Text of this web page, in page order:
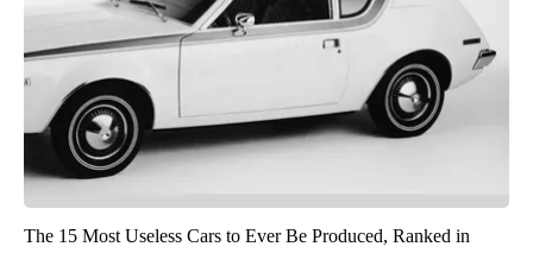
The 15 Most Useless Cars to Ever Be Produced, Ranked in